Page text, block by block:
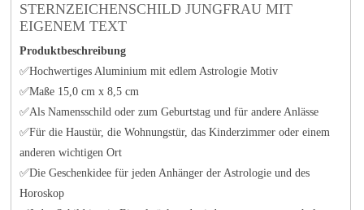
STERNZEICHENSCHILD JUNGFRAU MIT
EIGENEM TEXT
Produktbeschreibung
✅Hochwertiges Aluminium mit edlem Astrologie Motiv
✅Maße 15,0 cm x 8,5 cm
✅Als Namensschild oder zum Geburtstag und für andere Anlässe
✅Für die Haustür, die Wohnungstür, das Kinderzimmer oder einem
anderen wichtigen Ort
✅Die Geschenkidee für jeden Anhänger der Astrologie und des
Horoskop